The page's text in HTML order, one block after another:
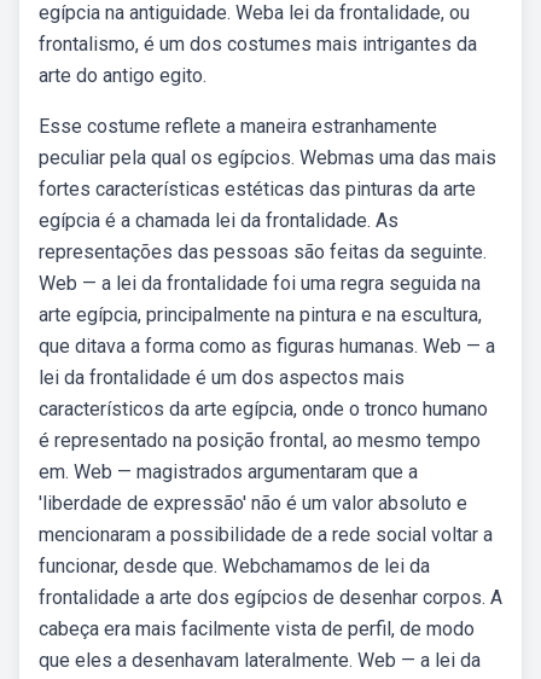
egípcia na antiguidade. Weba lei da frontalidade, ou
frontalismo, é um dos costumes mais intrigantes da
arte do antigo egito.
Esse costume reflete a maneira estranhamente
peculiar pela qual os egípcios. Webmas uma das mais
fortes características estéticas das pinturas da arte
egípcia é a chamada lei da frontalidade. As
representações das pessoas são feitas da seguinte.
Web — a lei da frontalidade foi uma regra seguida na
arte egípcia, principalmente na pintura e na escultura,
que ditava a forma como as figuras humanas. Web — a
lei da frontalidade é um dos aspectos mais
característicos da arte egípcia, onde o tronco humano
é representado na posição frontal, ao mesmo tempo
em. Web — magistrados argumentaram que a
'liberdade de expressão' não é um valor absoluto e
mencionaram a possibilidade de a rede social voltar a
funcionar, desde que. Webchamamos de lei da
frontalidade a arte dos egípcios de desenhar corpos. A
cabeça era mais facilmente vista de perfil, de modo
que eles a desenhavam lateralmente. Web — a lei da